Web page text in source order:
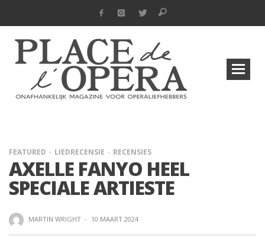
FEATURED LIEDRECENSIE RECENSIES
AXELLE FANYO HEEL
SPECIALE ARTIESTE
MARTIN WRIGHT · 10 MAART 2024